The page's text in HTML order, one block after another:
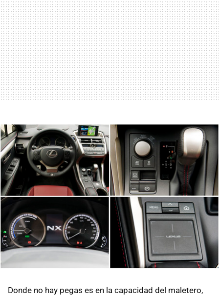
Donde no hay pegas es en la capacidad del maletero,